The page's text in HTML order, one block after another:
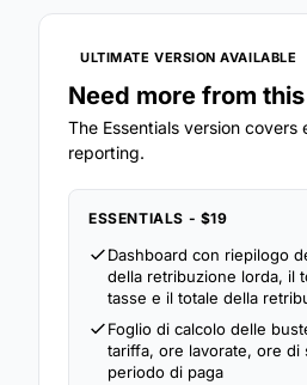
ULTIMATE VERSION AVAILABLE
Need more from
The Essentials version
reporting.
ESSENTIALS - $19
Dashboard con riepilogo
della retribuzione lorda, il
tasse e il totale della
Foglio di calcolo delle
tariffa, ore lavorate, ore
periodo di paga